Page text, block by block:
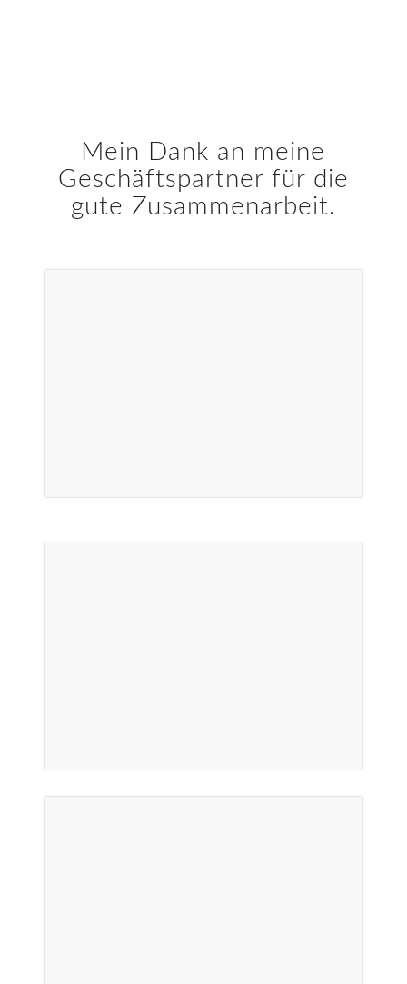
Mein Dank an meine
Geschäftspartner für die
gute Zusammenarbeit.